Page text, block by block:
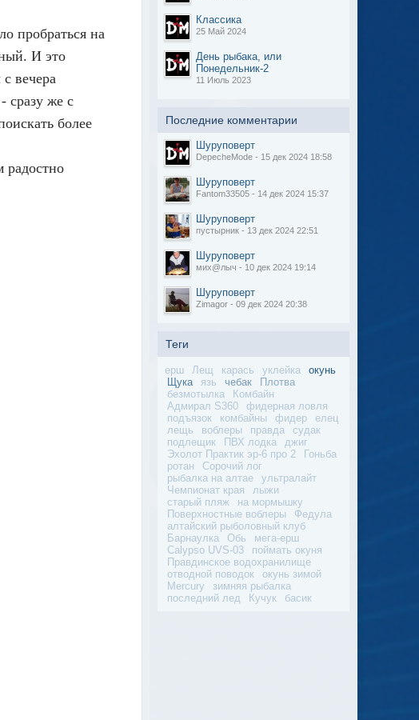
пробраться на
И это
вечера
сразу же с
более
радостно
Классика
25 Май 2024
День рыбака, или
Понедельник-2
11 Июль 2023
Последние комментарии
Шуруповерт
DepecheMode - 15 дек 2024 18:58
Шуруповерт
Fantom33505 - 14 дек 2024 15:37
Шуруповерт
пустырник - 13 дек 2024 22:51
Шуруповерт
мих@лыч - 10 дек 2024 19:14
Шуруповерт
Zimagor - 09 дек 2024 20:38
Теги
ерш Лещ карась уклейка
окунь
Щука
язь чебак
Плотва
безмотылка
Комбайн
Адмирал S360
фидерная ловля
подъязок
комбайны фидер
елец
лещь
воблеры правда
судак
подлещик
ПВХ лодка
джиг
Эхолот Практик эр-6 про 2
Гоньба
ротан
Сорочий лог
рыбалка на алтае
ультралайт
Чемпионат края
лыжи
старый пляж
на мормышку
Поверхностные воблеры
Федула
алтайский рыболовный клуб
Барнаулка
Обь
мега-ерш
Calypso UVS-03
поймать окуня
Правдинское водохранилище
отводной поводок
окунь зимой
Mercury
зимняя рыбалка
последний лед
Кучук басик